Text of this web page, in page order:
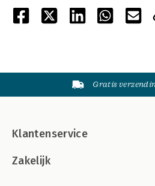
Gratis
Klantenservice
Zakelijk